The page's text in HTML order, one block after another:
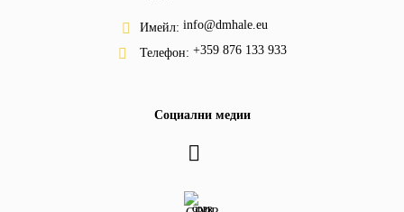
Имейл: info@dmhale.eu
Телефон: +359 876 133 933
Социални медии
GDPR